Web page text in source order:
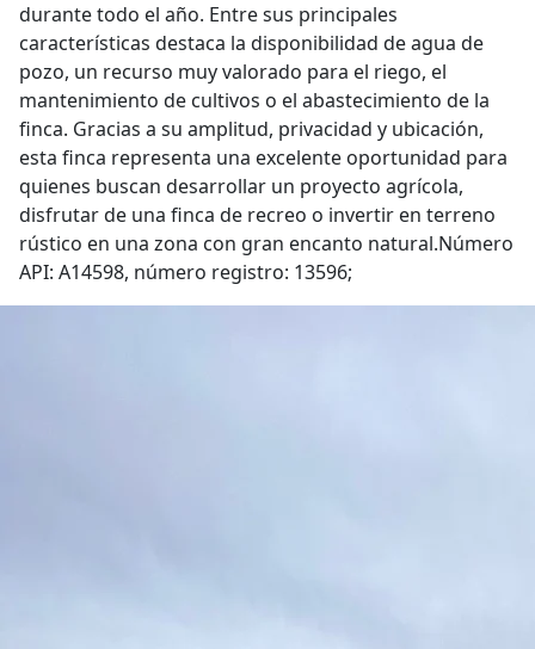
durante todo el año. Entre sus principales
características destaca la disponibilidad de agua de
pozo, un recurso muy valorado para el riego, el
mantenimiento de cultivos o el abastecimiento de la
finca. Gracias a su amplitud, privacidad y ubicación,
esta finca representa una excelente oportunidad para
quienes buscan desarrollar un proyecto agrícola,
disfrutar de una finca de recreo o invertir en terreno
rústico en una zona con gran encanto natural.Número
API: A14598, número registro: 13596;